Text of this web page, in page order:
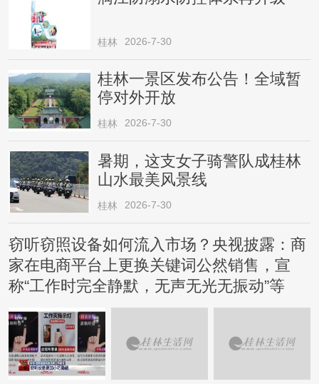
桂林 2026-7-30
桂林一景区发布公告！全域暂
停对外开放
桂林 2026-7-30
暑期，这支女子骑警队成桂林
山水最美风景线
桂林 2026-7-30
窃听窃照设备如何流入市场？央视披露：商
家在电商平台上更换关键词公然销售，宣
称“工作时完全静默，无声无光无振动”等